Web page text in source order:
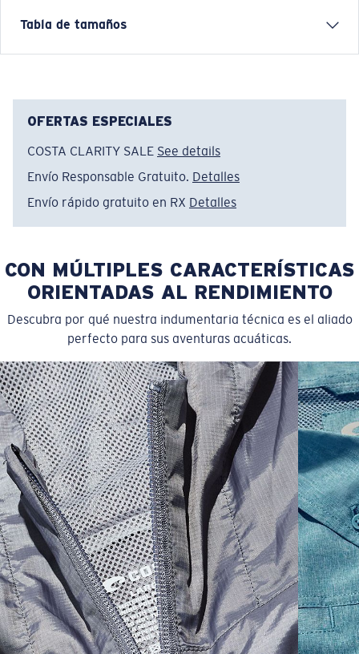
The Jetty Short captures the easy rhythm of life near
carries the laid-back spirit of coastal living.
Artículo n.°:FQA401341-6ZY
Color: Low Tide
Tabla de tamaños
SIZES 1. WAIST 2. LENGTH 3. FRONT RISE 4. THIGH WIDE
30 35 1/2 20 11 7/8 13 5/8
32 36 1/2 20 1/4 11 7/8 13 7/8
34 37 1/2 20 1/2 12 1/8 14 1/8
36 39 1/2 21 12 7/8 15 5/8
38 41 1/2 21 1/2 13 1/8 15 1/8
40 43 1/2 22 13 7/8 15 5/8
OFERTAS ESPECIALES
COSTA CLARITY SALE See details
Envío Responsable Gratuito. Detalles
Envío rápido gratuito en RX Detalles
CON MÚLTIPLES CARACTERÍSTICAS
ORIENTADAS AL RENDIMIENTO
Descubra por qué nuestra indumentaria técnica es el aliado
perfecto para sus aventuras acuáticas.